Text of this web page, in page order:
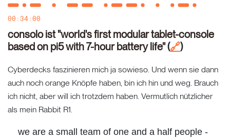
00:34:00
consolo ist "world's first modular tablet-console
based on pi5 with 7-hour battery life"(🔗)
Cyberdecks faszinieren mich ja sowieso. Und wenn sie dann
auch noch orange Knöpfe haben, bin ich hin und weg. Brauch
ich nicht, aber will ich trotzdem haben. Vermutlich nützlicher
als mein Rabbit R1.
we are a small team of one and a half people -